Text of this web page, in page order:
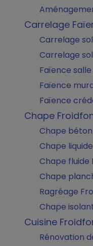
Carrelage
Carrelage
Carrelage
Faïence
Faïence
Faïence
Chape
Chape
Chape
Chape fluide
Chape
Ragréage
Chape
Cuisine
Rénovation